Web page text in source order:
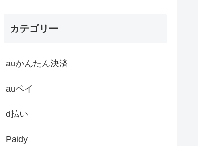
カテゴリー
auかんたん決済
auペイ
d払い
Paidy